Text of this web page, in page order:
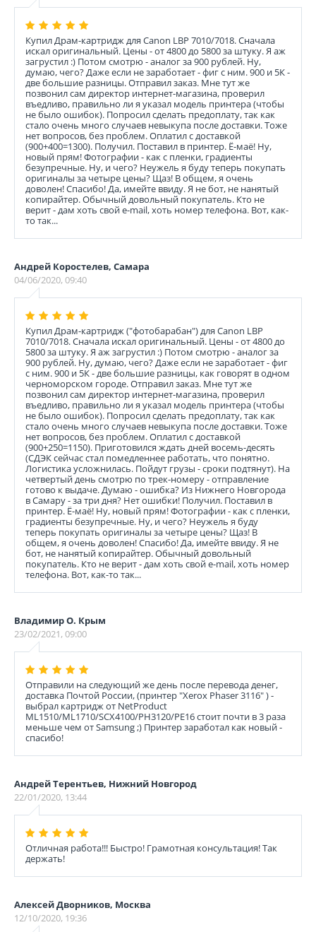
Купил Драм-картридж для Canon LBP 7010/7018. Сначала
искал оригинальный. Цены - от 4800 до 5800 за штуку. Я аж
загрустил :) Потом смотрю - аналог за 900 рублей. Ну,
думаю, чего? Даже если не заработает - фиг с ним. 900 и 5К -
две большие разницы. Отправил заказ. Мне тут же
позвонил сам директор интернет-магазина, проверил
въедливо, правильно ли я указал модель принтера (чтобы
не было ошибок). Попросил сделать предоплату, так как
стало очень много случаев невыкупа после доставки. Тоже
нет вопросов, без проблем. Оплатил с доставкой
(900+400=1300). Получил. Поставил в принтер. Ё-маё! Ну,
новый прям! Фотографии - как с пленки, градиенты
безупречные. Ну, и чего? Неужель я буду теперь покупать
оригиналы за четыре цены? Щаз! В общем, я очень
доволен! Спасибо! Да, имейте ввиду. Я не бот, не нанятый
копирайтер. Обычный довольный покупатель. Кто не
верит - дам хоть свой e-mail, хоть номер телефона. Вот, как-
то так...
Андрей Коростелев, Самара
04/06/2020, 09:40
Купил Драм-картридж ("фотобарабан") для Canon LBP
7010/7018. Сначала искал оригинальный. Цены - от 4800 до
5800 за штуку. Я аж загрустил :) Потом смотрю - аналог за
900 рублей. Ну, думаю, чего? Даже если не заработает - фиг
с ним. 900 и 5К - две большие разницы, как говорят в одном
черноморском городе. Отправил заказ. Мне тут же
позвонил сам директор интернет-магазина, проверил
въедливо, правильно ли я указал модель принтера (чтобы
не было ошибок). Попросил сделать предоплату, так как
стало очень много случаев невыкупа после доставки. Тоже
нет вопросов, без проблем. Оплатил с доставкой
(900+250=1150). Приготовился ждать дней восемь-десять
(СДЭК сейчас стал помедленнее работать, что понятно.
Логистика усложнилась. Пойдут грузы - сроки подтянут). На
четвертый день смотрю по трек-номеру - отправление
готово к выдаче. Думаю - ошибка? Из Нижнего Новгорода
в Самару - за три дня? Нет ошибки! Получил. Поставил в
принтер. Ё-маё! Ну, новый прям! Фотографии - как с пленки,
градиенты безупречные. Ну, и чего? Неужель я буду
теперь покупать оригиналы за четыре цены? Щаз! В
общем, я очень доволен! Спасибо! Да, имейте ввиду. Я не
бот, не нанятый копирайтер. Обычный довольный
покупатель. Кто не верит - дам хоть свой e-mail, хоть номер
телефона. Вот, как-то так...
Владимир О. Крым
23/02/2021, 09:00
Отправили на следующий же день после перевода денег,
доставка Почтой России, (принтер "Xerox Phaser 3116" ) -
выбрал картридж от NetProduct
ML1510/ML1710/SCX4100/PH3120/PE16 стоит почти в 3 раза
меньше чем от Samsung ;) Принтер заработал как новый -
спасибо!
Андрей Терентьев, Нижний Новгород
22/01/2020, 13:44
Отличная работа!!! Быстро! Грамотная консультация! Так
держать!
Алексей Дворников, Москва
12/10/2020, 19:36